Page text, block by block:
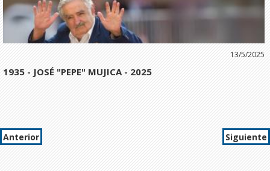
13/5/2025
1935 - JOSÉ "PEPE" MUJICA - 2025
Anterior Siguiente